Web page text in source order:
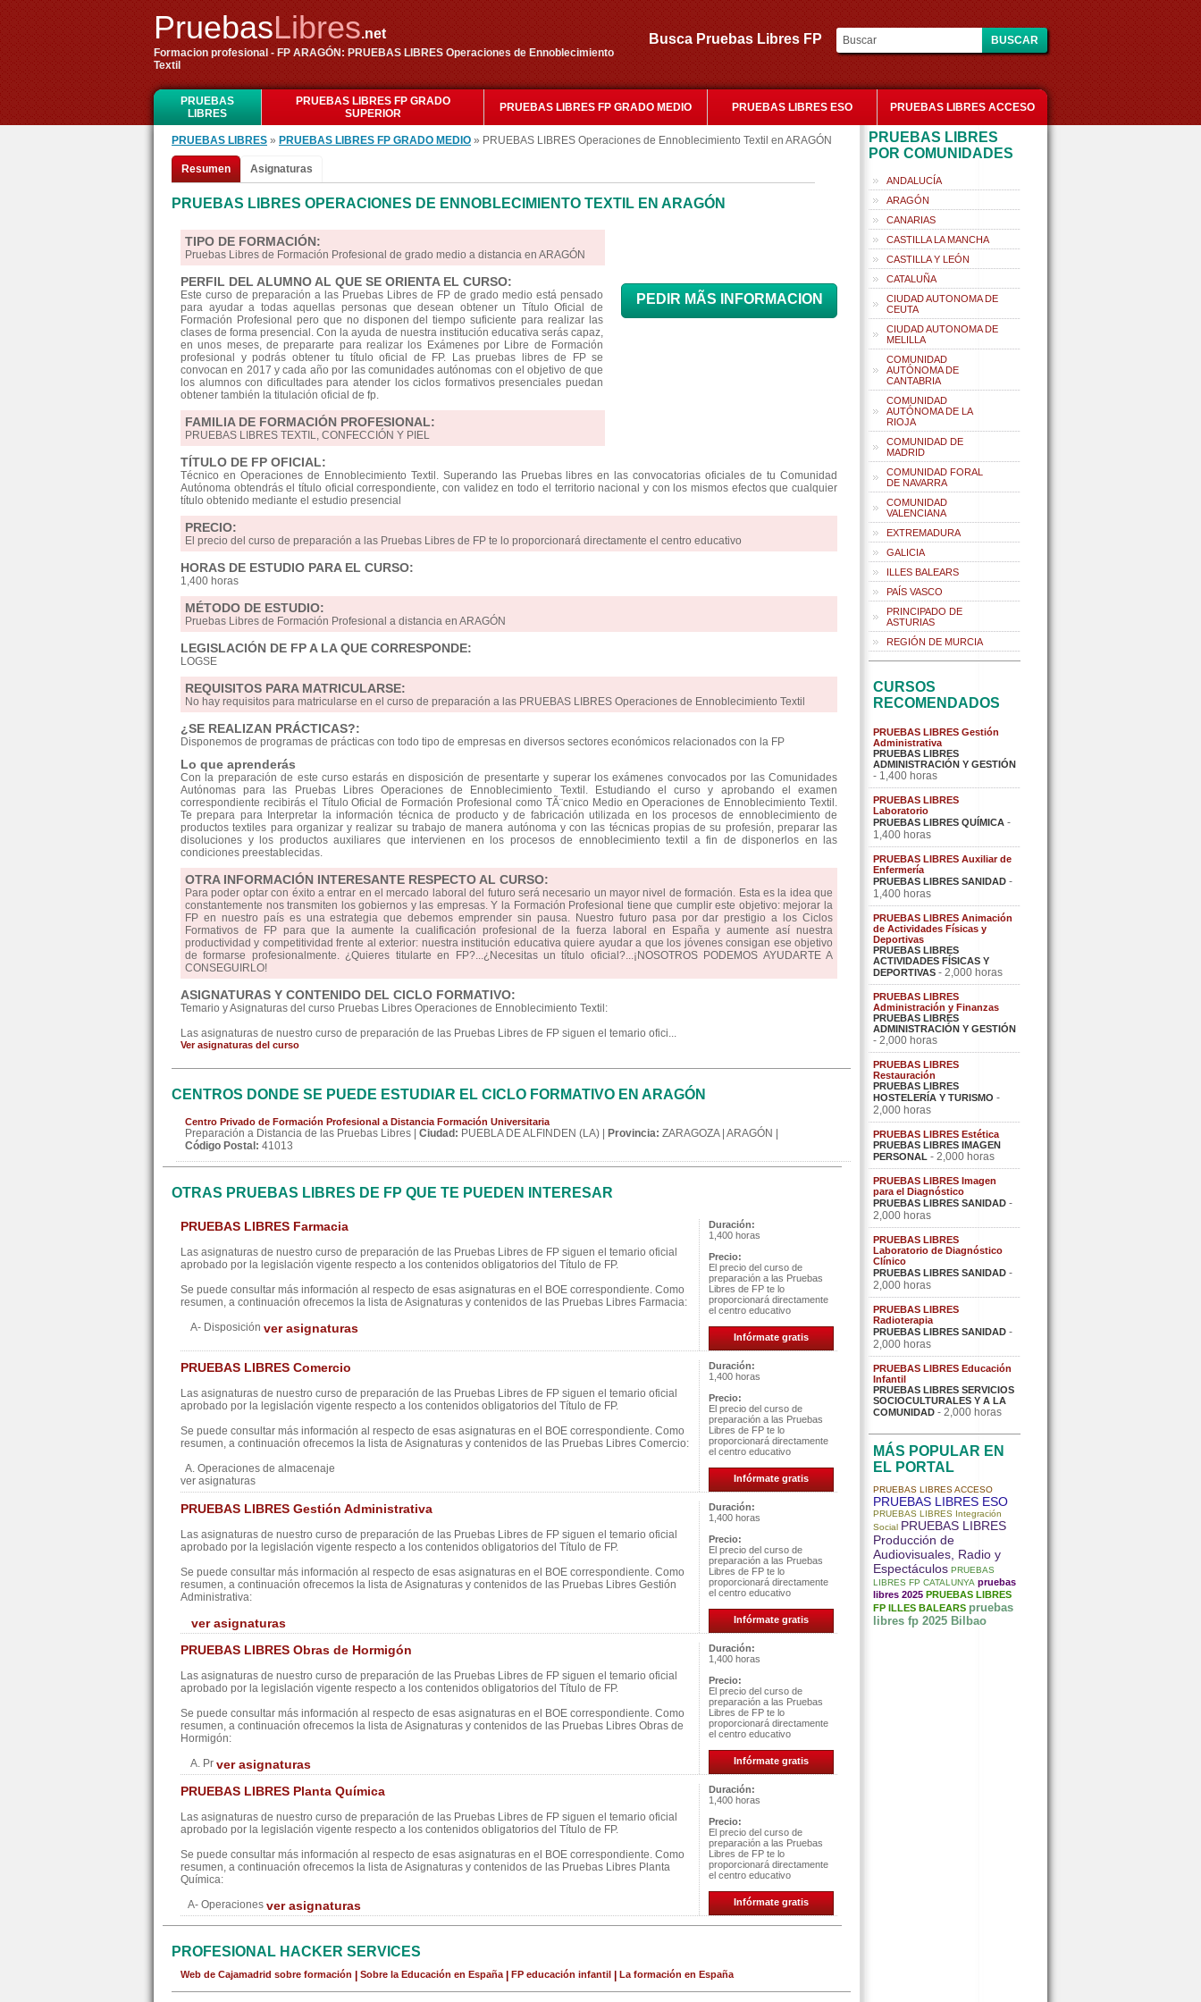
PruebasLibres.net
Formacion profesional - FP ARAGÓN: PRUEBAS LIBRES Operaciones de Ennoblecimiento
Textil
Busca Pruebas Libres FP
PRUEBAS
LIBRES
PRUEBAS LIBRES FP GRADO
SUPERIOR
PRUEBAS LIBRES FP GRADO MEDIO PRUEBAS LIBRES ESO PRUEBAS LIBRES ACCESO
PRUEBAS LIBRES » PRUEBAS LIBRES FP GRADO MEDIO » PRUEBAS LIBRES Operaciones de Ennoblecimiento Textil en ARAGÓN
Resumen Asignaturas
PRUEBAS LIBRES OPERACIONES DE ENNOBLECIMIENTO TEXTIL EN ARAGÓN
PEDIR MÃS INFORMACION
TIPO DE FORMACIÓN:
Pruebas Libres de Formación Profesional de grado medio a distancia en ARAGÓN
PERFIL DEL ALUMNO AL QUE SE ORIENTA EL CURSO:
Este curso de preparación a las Pruebas Libres de FP de grado medio está pensado
para ayudar a todas aquellas personas que desean obtener un Título Oficial de
Formación Profesional pero que no disponen del tiempo suficiente para realizar las
clases de forma presencial. Con la ayuda de nuestra institución educativa serás capaz,
en unos meses, de prepararte para realizar los Exámenes por Libre de Formación
profesional y podrás obtener tu título oficial de FP. Las pruebas libres de FP se
convocan en 2017 y cada año por las comunidades autónomas con el objetivo de que
los alumnos con dificultades para atender los ciclos formativos presenciales puedan
obtener también la titulación oficial de fp.
FAMILIA DE FORMACIÓN PROFESIONAL:
PRUEBAS LIBRES TEXTIL, CONFECCIÓN Y PIEL
TÍTULO DE FP OFICIAL:
Técnico en Operaciones de Ennoblecimiento Textil. Superando las Pruebas libres en las convocatorias oficiales de tu Comunidad
Autónoma obtendrás el título oficial correspondiente, con validez en todo el territorio nacional y con los mismos efectos que cualquier
título obtenido mediante el estudio presencial
PRECIO:
El precio del curso de preparación a las Pruebas Libres de FP te lo proporcionará directamente el centro educativo
HORAS DE ESTUDIO PARA EL CURSO:
1,400 horas
MÉTODO DE ESTUDIO:
Pruebas Libres de Formación Profesional a distancia en ARAGÓN
LEGISLACIÓN DE FP A LA QUE CORRESPONDE:
LOGSE
REQUISITOS PARA MATRICULARSE:
No hay requisitos para matricularse en el curso de preparación a las PRUEBAS LIBRES Operaciones de Ennoblecimiento Textil
¿SE REALIZAN PRÁCTICAS?:
Disponemos de programas de prácticas con todo tipo de empresas en diversos sectores económicos relacionados con la FP
Lo que aprenderás
Con la preparación de este curso estarás en disposición de presentarte y superar los exámenes convocados por las Comunidades
Autónomas para las Pruebas Libres Operaciones de Ennoblecimiento Textil. Estudiando el curso y aprobando el examen
correspondiente recibirás el Título Oficial de Formación Profesional como TÃ¨cnico Medio en Operaciones de Ennoblecimiento Textil.
Te prepara para Interpretar la información técnica de producto y de fabricación utilizada en los procesos de ennoblecimiento de
productos textiles para organizar y realizar su trabajo de manera autónoma y con las técnicas propias de su profesión, preparar las
disoluciones y los productos auxiliares que intervienen en los procesos de ennoblecimiento textil a fin de disponerlos en las
condiciones preestablecidas.
OTRA INFORMACIÓN INTERESANTE RESPECTO AL CURSO:
Para poder optar con éxito a entrar en el mercado laboral del futuro será necesario un mayor nivel de formación. Esta es la idea que
constantemente nos transmiten los gobiernos y las empresas. Y la Formación Profesional tiene que cumplir este objetivo: mejorar la
FP en nuestro país es una estrategia que debemos emprender sin pausa. Nuestro futuro pasa por dar prestigio a los Ciclos
Formativos de FP para que la aumente la cualificación profesional de la fuerza laboral en España y aumente así nuestra
productividad y competitividad frente al exterior: nuestra institución educativa quiere ayudar a que los jóvenes consigan ese objetivo
de formarse profesionalmente. ¿Quieres titularte en FP?...¿Necesitas un título oficial?...¡NOSOTROS PODEMOS AYUDARTE A
CONSEGUIRLO!
ASIGNATURAS Y CONTENIDO DEL CICLO FORMATIVO:
Temario y Asignaturas del curso Pruebas Libres Operaciones de Ennoblecimiento Textil:
Las asignaturas de nuestro curso de preparación de las Pruebas Libres de FP siguen el temario ofici...
Ver asignaturas del curso
CENTROS DONDE SE PUEDE ESTUDIAR EL CICLO FORMATIVO EN ARAGÓN
Centro Privado de Formación Profesional a Distancia Formación Universitaria
Preparación a Distancia de las Pruebas Libres | Ciudad: PUEBLA DE ALFINDEN (LA) | Provincia: ZARAGOZA | ARAGÓN |
Código Postal: 41013
OTRAS PRUEBAS LIBRES DE FP QUE TE PUEDEN INTERESAR
PRUEBAS LIBRES Farmacia
Las asignaturas de nuestro curso de preparación de las Pruebas Libres de FP siguen el temario oficial
aprobado por la legislación vigente respecto a los contenidos obligatorios del Título de FP.
Se puede consultar más información al respecto de esas asignaturas en el BOE correspondiente. Como
resumen, a continuación ofrecemos la lista de Asignaturas y contenidos de las Pruebas Libres Farmacia:
A- Disposición ver asignaturas
Duración:
1,400 horas
Precio:
El precio del curso de
preparación a las Pruebas
Libres de FP te lo
proporcionará directamente
el centro educativo
Infórmate gratis
PRUEBAS LIBRES Comercio
Las asignaturas de nuestro curso de preparación de las Pruebas Libres de FP siguen el temario oficial
aprobado por la legislación vigente respecto a los contenidos obligatorios del Título de FP.
Se puede consultar más información al respecto de esas asignaturas en el BOE correspondiente. Como
resumen, a continuación ofrecemos la lista de Asignaturas y contenidos de las Pruebas Libres Comercio:
A. Operaciones de almacenaje
ver asignaturas
Duración:
1,400 horas
Precio:
El precio del curso de
preparación a las Pruebas
Libres de FP te lo
proporcionará directamente
el centro educativo
Infórmate gratis
PRUEBAS LIBRES Gestión Administrativa
Las asignaturas de nuestro curso de preparación de las Pruebas Libres de FP siguen el temario oficial
aprobado por la legislación vigente respecto a los contenidos obligatorios del Título de FP.
Se puede consultar más información al respecto de esas asignaturas en el BOE correspondiente. Como
resumen, a continuación ofrecemos la lista de Asignaturas y contenidos de las Pruebas Libres Gestión
Administrativa:
ver asignaturas
Duración:
1,400 horas
Precio:
El precio del curso de
preparación a las Pruebas
Libres de FP te lo
proporcionará directamente
el centro educativo
Infórmate gratis
PRUEBAS LIBRES Obras de Hormigón
Las asignaturas de nuestro curso de preparación de las Pruebas Libres de FP siguen el temario oficial
aprobado por la legislación vigente respecto a los contenidos obligatorios del Título de FP.
Se puede consultar más información al respecto de esas asignaturas en el BOE correspondiente. Como
resumen, a continuación ofrecemos la lista de Asignaturas y contenidos de las Pruebas Libres Obras de
Hormigón:
A. Pr ver asignaturas
Duración:
1,400 horas
Precio:
El precio del curso de
preparación a las Pruebas
Libres de FP te lo
proporcionará directamente
el centro educativo
Infórmate gratis
PRUEBAS LIBRES Planta Química
Las asignaturas de nuestro curso de preparación de las Pruebas Libres de FP siguen el temario oficial
aprobado por la legislación vigente respecto a los contenidos obligatorios del Título de FP.
Se puede consultar más información al respecto de esas asignaturas en el BOE correspondiente. Como
resumen, a continuación ofrecemos la lista de Asignaturas y contenidos de las Pruebas Libres Planta
Química:
A- Operaciones ver asignaturas
Duración:
1,400 horas
Precio:
El precio del curso de
preparación a las Pruebas
Libres de FP te lo
proporcionará directamente
el centro educativo
Infórmate gratis
PROFESIONAL HACKER SERVICES
Web de Cajamadrid sobre formación Sobre la Educación en España FP educación infantil La formación en España
PRUEBAS LIBRES
POR COMUNIDADES
ANDALUCÍA
ARAGÓN
CANARIAS
CASTILLA LA MANCHA
CASTILLA Y LEÓN
CATALUÑA
CIUDAD AUTONOMA DE
CEUTA
CIUDAD AUTONOMA DE
MELILLA
COMUNIDAD
AUTÓNOMA DE
CANTABRIA
COMUNIDAD
AUTÓNOMA DE LA
RIOJA
COMUNIDAD DE
MADRID
COMUNIDAD FORAL
DE NAVARRA
COMUNIDAD
VALENCIANA
EXTREMADURA
GALICIA
ILLES BALEARS
PAÍS VASCO
PRINCIPADO DE
ASTURIAS
REGIÓN DE MURCIA
CURSOS
RECOMENDADOS
PRUEBAS LIBRES Gestión
Administrativa
PRUEBAS LIBRES
ADMINISTRACIÓN Y GESTIÓN
- 1,400 horas
PRUEBAS LIBRES
Laboratorio
PRUEBAS LIBRES QUÍMICA -
1,400 horas
PRUEBAS LIBRES Auxiliar de
Enfermería
PRUEBAS LIBRES SANIDAD -
1,400 horas
PRUEBAS LIBRES Animación
de Actividades Físicas y
Deportivas
PRUEBAS LIBRES
ACTIVIDADES FÍSICAS Y
DEPORTIVAS - 2,000 horas
PRUEBAS LIBRES
Administración y Finanzas
PRUEBAS LIBRES
ADMINISTRACIÓN Y GESTIÓN
- 2,000 horas
PRUEBAS LIBRES
Restauración
PRUEBAS LIBRES
HOSTELERÍA Y TURISMO -
2,000 horas
PRUEBAS LIBRES Estética
PRUEBAS LIBRES IMAGEN
PERSONAL - 2,000 horas
PRUEBAS LIBRES Imagen
para el Diagnóstico
PRUEBAS LIBRES SANIDAD -
2,000 horas
PRUEBAS LIBRES
Laboratorio de Diagnóstico
Clínico
PRUEBAS LIBRES SANIDAD -
2,000 horas
PRUEBAS LIBRES
Radioterapia
PRUEBAS LIBRES SANIDAD -
2,000 horas
PRUEBAS LIBRES Educación
Infantil
PRUEBAS LIBRES SERVICIOS
SOCIOCULTURALES Y A LA
COMUNIDAD - 2,000 horas
MÁS POPULAR EN
EL PORTAL
PRUEBAS LIBRES ACCESO
PRUEBAS LIBRES ESO
PRUEBAS LIBRES Integración
Social PRUEBAS LIBRES
Producción de
Audiovisuales, Radio y
Espectáculos PRUEBAS
LIBRES FP CATALUNYA pruebas
libres 2025 PRUEBAS LIBRES
FP ILLES BALEARS pruebas
libres fp 2025 Bilbao